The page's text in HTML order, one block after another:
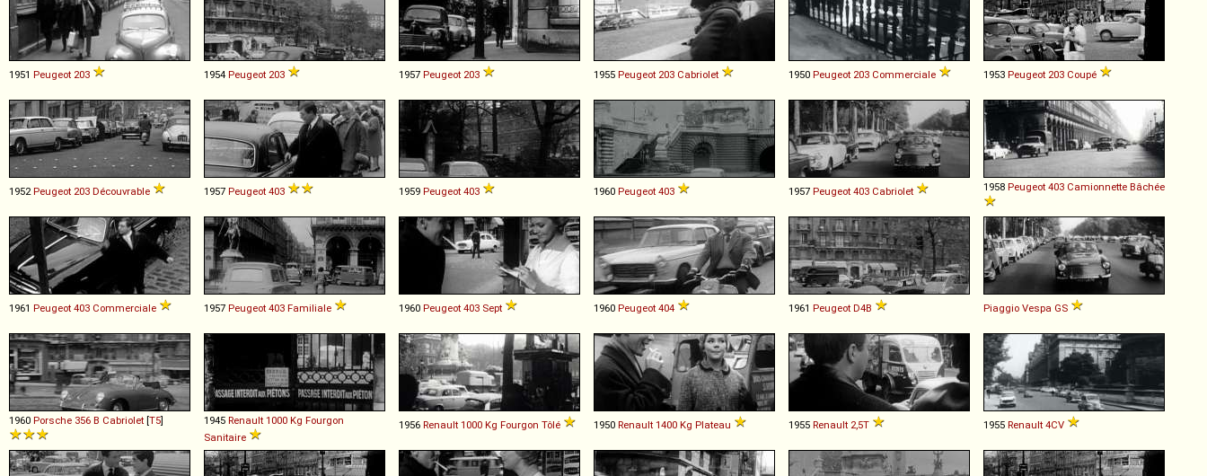
1951 Peugeot 203 1954 Peugeot 203 1957 Peugeot 203 1955 Peugeot 203 Cabriolet 1950 Peugeot 203 Commerciale 1953 Peugeot 203 Coupé
1952 Peugeot 203 Découvrable 1957 Peugeot 403 1959 Peugeot 403 1960 Peugeot 403 1957 Peugeot 403 Cabriolet 1958 Peugeot 403 Camionnette Bâchée
1961 Peugeot 403 Commerciale 1957 Peugeot 403 Familiale 1960 Peugeot 403 Sept 1960 Peugeot 404 1961 Peugeot D4B Piaggio Vespa GS
1960 Porsche 356 B Cabriolet [T5] 1945 Renault 1000 Kg Fourgon
Sanitaire
1956 Renault 1000 Kg Fourgon Tôlé 1950 Renault 1400 Kg Plateau 1955 Renault 2,5T 1955 Renault 4CV